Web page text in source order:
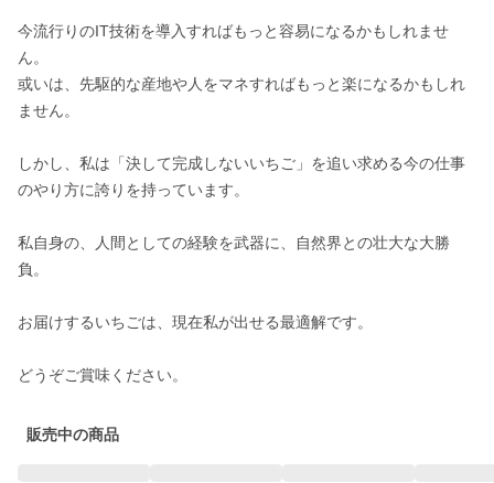
今流行りのIT技術を導入すればもっと容易になるかもしれませ
ん。
或いは、先駆的な産地や人をマネすればもっと楽になるかもしれ
ません。
しかし、私は「決して完成しないいちご」を追い求める今の仕事
のやり方に誇りを持っています。
私自身の、人間としての経験を武器に、自然界との壮大な大勝
負。
お届けするいちごは、現在私が出せる最適解です。
どうぞご賞味ください。
販売中の商品